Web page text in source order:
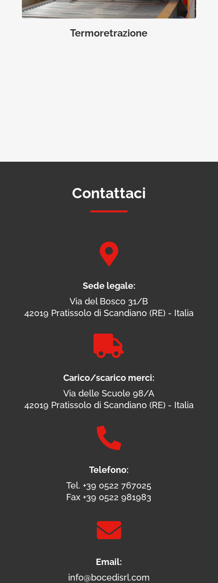
Termoretrazione
Contattaci

Sede legale:
Via del Bosco 31/B
42019 Pratissolo di Scandiano (RE) - Italia

Carico/scarico merci:
Via delle Scuole 98/A
42019 Pratissolo di Scandiano (RE) - Italia

Telefono:
Tel. +39 0522 767025
Fax +39 0522 981983

Email:
info@bocedisrl.com